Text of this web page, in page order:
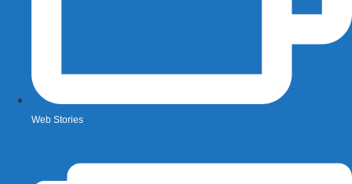
Web Stories